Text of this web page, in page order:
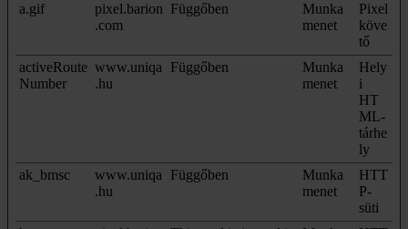
a.gif
pixel.barion
.com
Függőben
Munka
menet
Pixel
köve
tő
activeRoute
Number
www.uniqa
.hu
Függőben
Munka
menet
Hely
i
HT
ML-
tárhe
ly
ak_bmsc
www.uniqa
.hu
Függőben
Munka
menet
HTT
P-
süti